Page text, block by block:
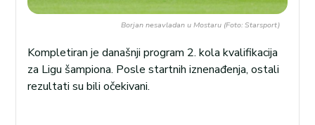
Borjan nesavladan u Mostaru (Foto: Starsport)
Kompletiran je današnji program 2. kola kvalifikacija
za Ligu šampiona. Posle startnih iznenađenja, ostali
rezultati su bili očekivani.